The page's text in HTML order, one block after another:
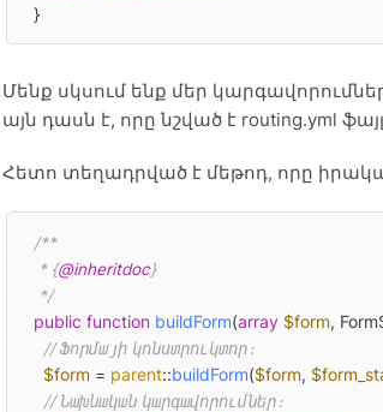
  }
Մենք սկսում ենք մեր
այն դասն է, որը նշված է routing.yml
Հետո տեղադրված է մեթոդ, որը
/**
   * {
@inheritdoc}
   */
public function buildForm(array $form,
// Ֆորմայի կոնստրուկտոր։
$form = parent::buildForm($form,
// Նախնական կարգավորումներ։